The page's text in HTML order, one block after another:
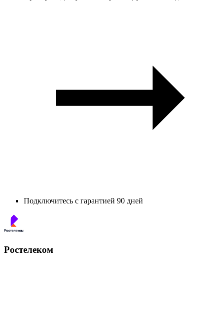
Подключитесь с гарантией 90 дней
Ростелеком